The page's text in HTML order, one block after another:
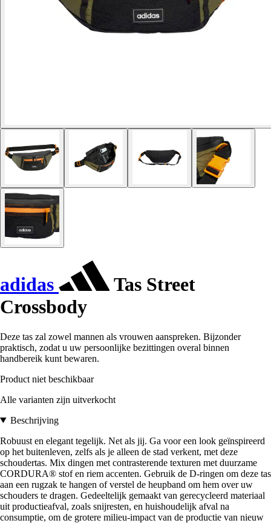
adidas
Tas Street
Crossbody
Deze tas zal zowel mannen als vrouwen aanspreken. Bijzonder
praktisch, zodat u uw persoonlijke bezittingen overal binnen
handbereik kunt bewaren.
Product niet beschikbaar
Alle varianten zijn uitverkocht
Beschrijving
Robuust en elegant tegelijk. Net als jij. Ga voor een look geïnspireerd
op het buitenleven, zelfs als je alleen de stad verkent, met deze
schoudertas. Mix dingen met contrasterende texturen met duurzame
CORDURA® stof en riem accenten. Gebruik de D-ringen om deze tas
aan een rugzak te hangen of verstel de heupband om hem over uw
schouders te dragen. Gedeeltelijk gemaakt van gerecycleerd materiaal
uit productieafval, zoals snijresten, en huishoudelijk afval na
consumptie, om de grotere milieu-impact van de productie van nieuw